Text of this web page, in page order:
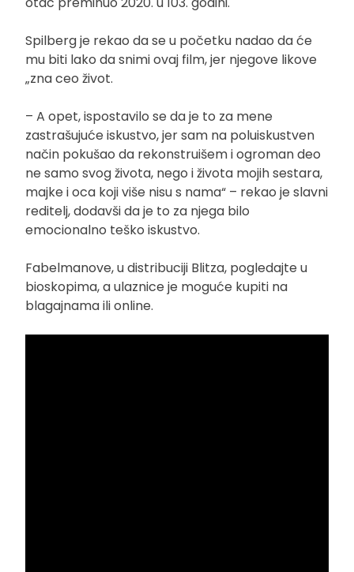
Spilberg je rekao da se u početku nadao da će
mu biti lako da snimi ovaj film, jer njegove likove
„zna ceo život.
– A opet, ispostavilo se da je to za mene
zastrašujuće iskustvo, jer sam na poluiskustven
način pokušao da rekonstruišem i ogroman deo
ne samo svog života, nego i života mojih sestara,
majke i oca koji više nisu s nama“ – rekao je slavni
reditelj, dodavši da je to za njega bilo
emocionalno teško iskustvo.
Fabelmanove, u distribuciji Blitza, pogledajte u
bioskopima, a ulaznice je moguće kupiti na
blagajnama ili online.